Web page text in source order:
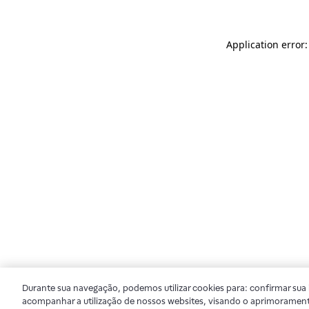
Application
Durante sua navegação, podemos utilizar cookies para: confirmar
acompanhar a utilização de nossos websites, visando o